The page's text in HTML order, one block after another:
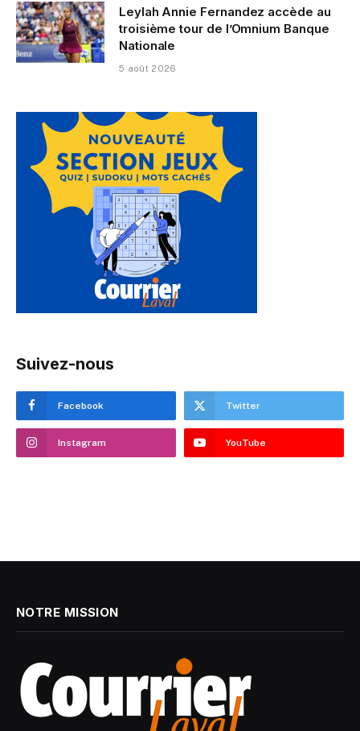
Leylah Annie Fernandez accède au
troisième tour de l’Omnium Banque
Nationale
5 août 2026
Suivez-nous
Facebook Twitter
Instagram YouTube
NOTRE MISSION